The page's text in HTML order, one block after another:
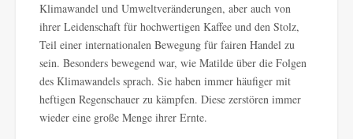
Klimawandel und Umweltveränderungen, aber auch von
ihrer Leidenschaft für hochwertigen Kaffee und den Stolz,
Teil einer internationalen Bewegung für fairen Handel zu
sein. Besonders bewegend war, wie Matilde über die Folgen
des Klimawandels sprach. Sie haben immer häufiger mit
heftigen Regenschauer zu kämpfen. Diese zerstören immer
wieder eine große Menge ihrer Ernte.